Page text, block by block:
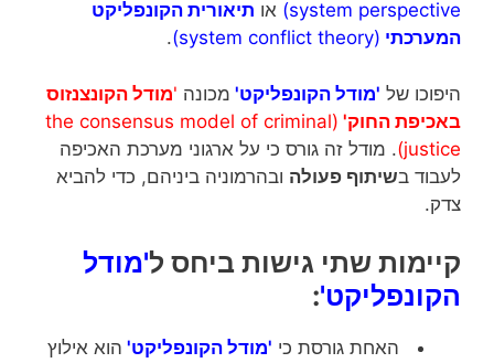
system perspective) או תיאורית הקונפליקט
המערכתי (system conflict theory)
.
היפוכו של 'מודל הקונפליקט' מכונה 'מודל הקונצנזוס
באכיפת החוק' (the consensus model of criminal
justice) . מודל זה גורס כי על ארגוני מערכת האכיפה
לעבוד בשיתוף פעולה ובהרמוניה ביניהם, כדי להביא
צדק.
קיימות שתי גישות ביחס ל'מודל
הקונפליקט':
האחת גורסת כי 'מודל הקונפליקט' הוא אילוץ